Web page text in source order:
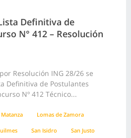
Definitiva de
N° 412 – Resolución
Resolución ING 28/26 se
Definitiva de Postulantes
Nº 412 Técnico...
Matanza Lomas de Zamora
San Isidro San Justo